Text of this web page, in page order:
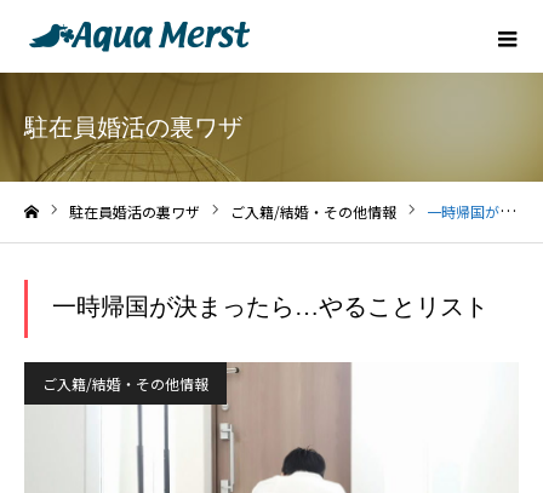
駐在員婚活の裏ワザ
駐在員婚活の裏ワザ ご入籍/結婚・その他情報 一時帰国が決まったら…やることリスト
一時帰国が決まったら…やることリスト
ご入籍/結婚・その他情報